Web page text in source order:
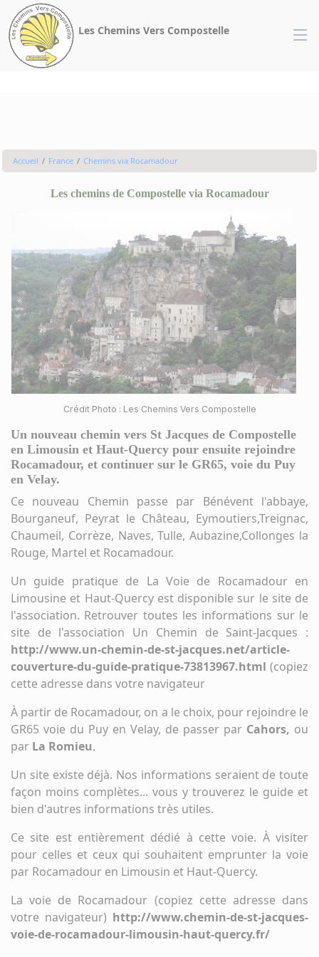
Panneau de gestion des cookies
Les Chemins Vers Compostelle
Accueil France Chemins via Rocamadour
Les chemins de Compostelle via Rocamadour
Crédit Photo : Les Chemins Vers Compostelle
Un nouveau chemin vers St Jacques de Compostelle
en Limousin et Haut-Quercy pour ensuite rejoindre
Rocamadour, et continuer sur le GR65, voie du Puy
en Velay.
Ce nouveau Chemin passe par Bénévent l'abbaye,
Bourganeuf, Peyrat le Château, Eymoutiers,Treignac,
Chaumeil, Corrèze, Naves, Tulle, Aubazine,Collonges la
Rouge, Martel et Rocamadour.
Un guide pratique de La Voie de Rocamadour en
Limousine et Haut-Quercy est disponible sur le site de
l'association. Retrouver toutes les informations sur le
site de l'association Un Chemin de Saint-Jacques :
http://www.un-chemin-de-st-jacques.net/article-
couverture-du-guide-pratique-73813967.html (copiez
cette adresse dans votre navigateur
À partir de Rocamadour, on a le choix, pour rejoindre le
GR65 voie du Puy en Velay, de passer par Cahors, ou
par La Romieu.
Un site existe déjà. Nos informations seraient de toute
façon moins complètes... vous y trouverez le guide et
bien d'autres informations très utiles.
Ce site est entièrement dédié à cette voie. À visiter
pour celles et ceux qui souhaitent emprunter la voie
par Rocamadour en Limousin et Haut-Quercy.
La voie de Rocamadour (copiez cette adresse dans
votre navigateur) http://www.chemin-de-st-jacques-
voie-de-rocamadour-limousin-haut-quercy.fr/